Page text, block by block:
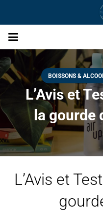
BOISSONS &
L’Avis et
la gourde
L’Avis et